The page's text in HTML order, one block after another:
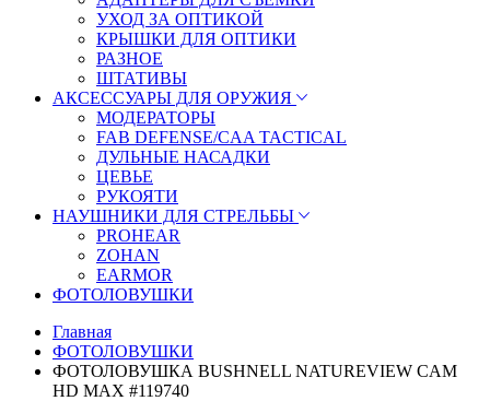
УХОД ЗА ОПТИКОЙ
КРЫШКИ ДЛЯ ОПТИКИ
РАЗНОЕ
ШТАТИВЫ
АКСЕССУАРЫ ДЛЯ ОРУЖИЯ
МОДЕРАТОРЫ
FAB DEFENSE/CAA TACTICAL
ДУЛЬНЫЕ НАСАДКИ
ЦЕВЬЕ
РУКОЯТИ
НАУШНИКИ ДЛЯ СТРЕЛЬБЫ
PROHEAR
ZOHAN
EARMOR
ФОТОЛОВУШКИ
Главная
ФОТОЛОВУШКИ
ФОТОЛОВУШКА BUSHNELL NATUREVIEW CAM
HD MAX #119740